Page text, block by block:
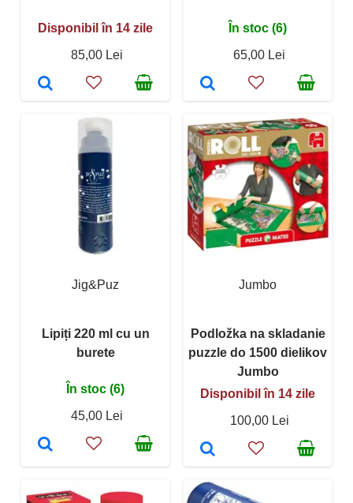
Disponibil în 14 zile
85,00 Lei
În stoc (6)
65,00 Lei
Jig&Puz
Lipiți 220 ml cu un
burete
În stoc (6)
45,00 Lei
Jumbo
Podložka na skladanie
puzzle do 1500 dielikov
Jumbo
Disponibil în 14 zile
100,00 Lei